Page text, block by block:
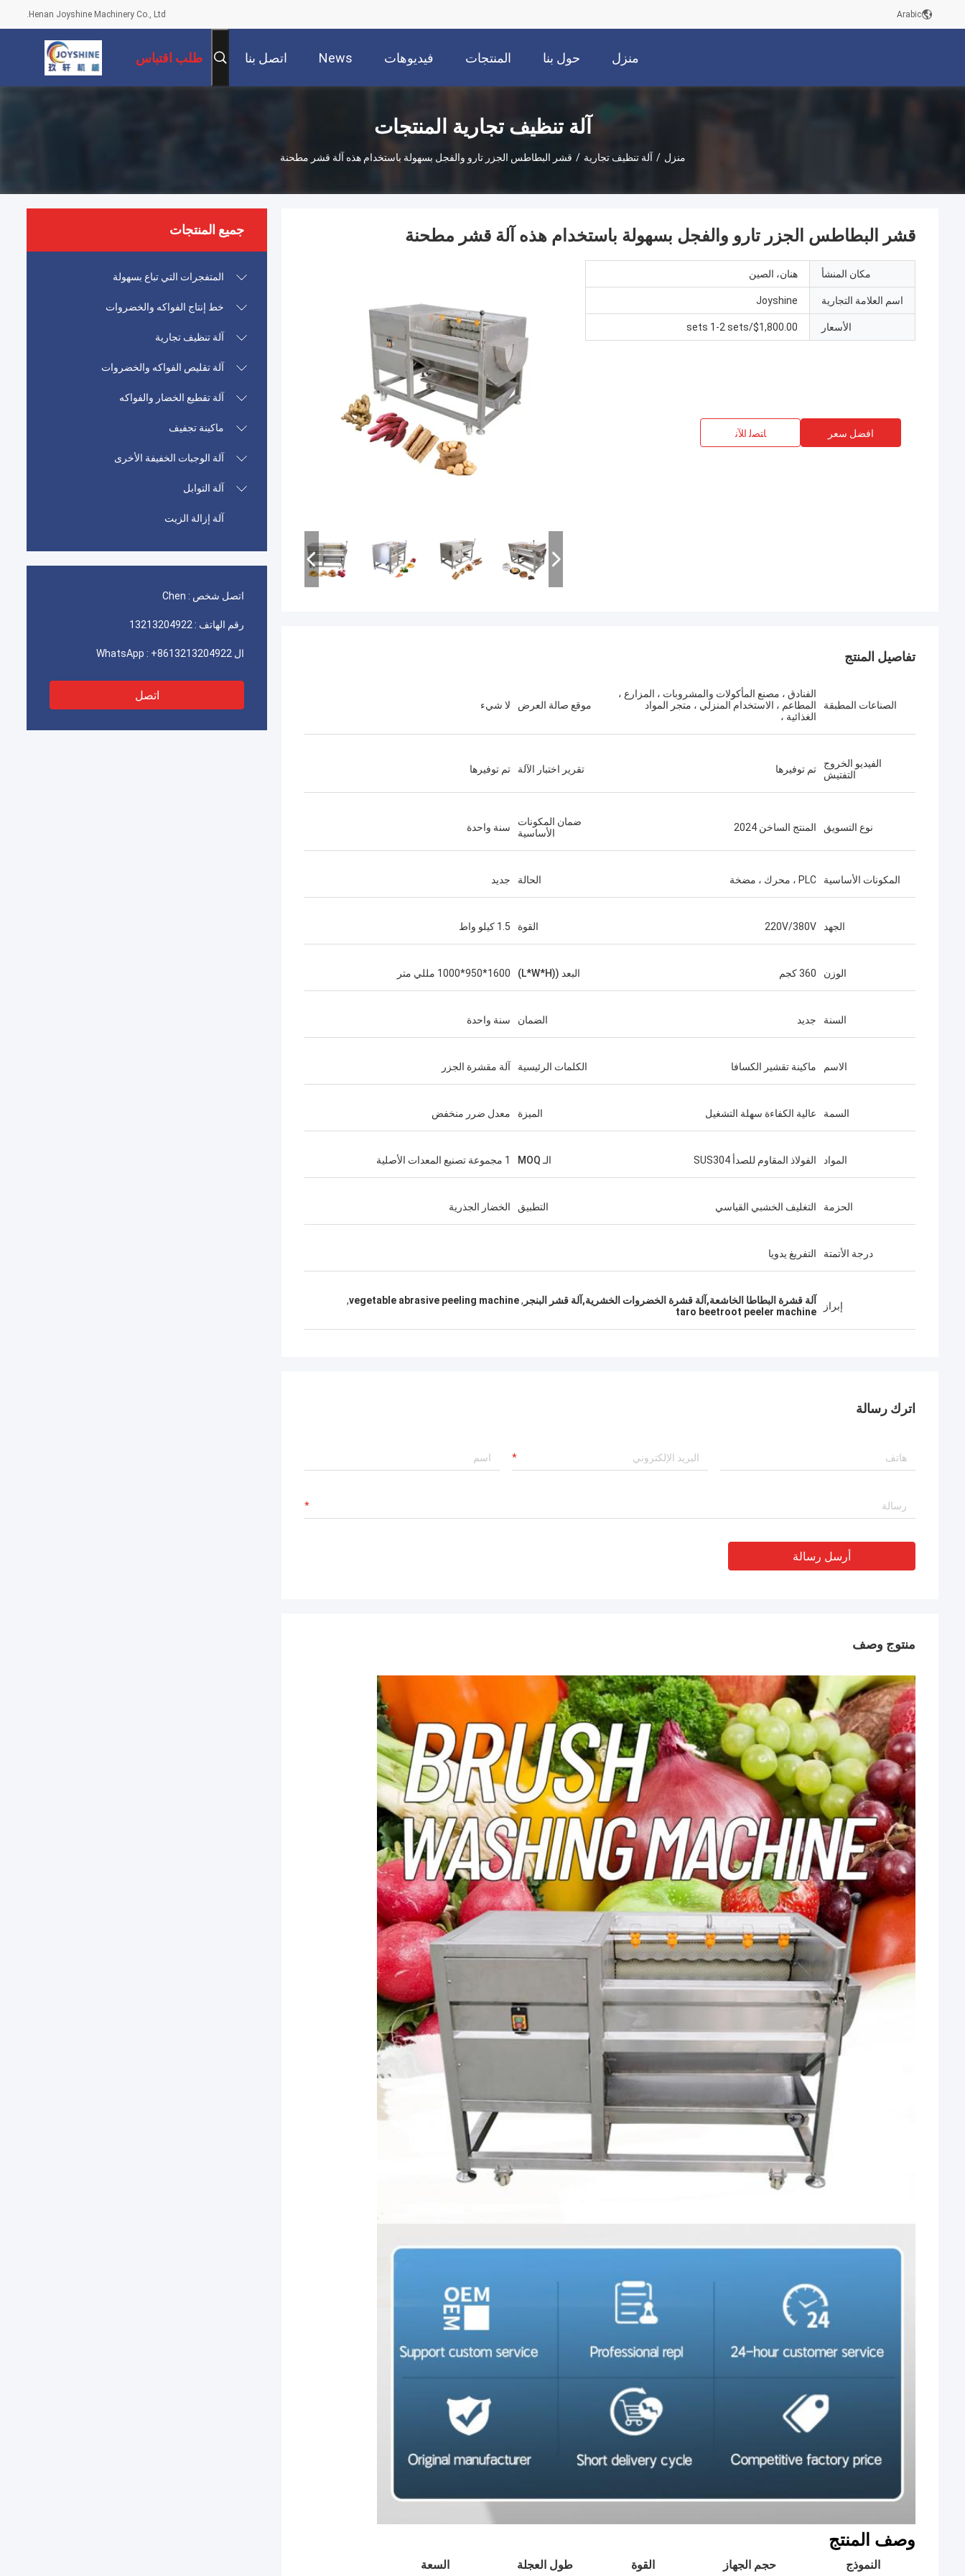
Henan Joyshine Machinery Co., Ltd. Arabic
منزل حول بنا المنتجات فيديوهات News اتصل بنا طلب اقتباس
آلة تنظيف تجارية المنتجات
منزل / آلة تنظيف تجارية / قشر البطاطس الجزر تارو والفجل بسهولة باستخدام هذه آلة قشر مطحنة
جميع المنتجات
المتفجرات التي تباع بسهولة
خط إنتاج الفواكه والخضروات
آلة تنظيف تجارية
آلة تقليص الفواكه والخضروات
آلة تقطيع الخضار والفواكه
ماكينة تجفيف
آلة الوجبات الخفيفة الأخرى
آلة التوابل
آلة إزالة الزيت
اتصل شخص : Chen
رقم الهاتف : 13213204922
ال WhatsApp : +8613213204922
اتصل
قشر البطاطس الجزر تارو والفجل بسهولة باستخدام هذه آلة قشر مطحنة
مكان المنشأ هنان، الصين
اسم العلامة التجارية Joyshine
الأسعار $1,800.00/sets 1-2 sets
افضل سعر ﺎﺘﺼﻟ ﺍﻶﻧ
تفاصيل المنتج
الصناعات المطبقة
الفنادق ، مصنع المأكولات والمشروبات ، المزارع ،
المطاعم ، الاستخدام المنزلي ، متجر المواد
الغذائية ،
موقع صالة العرض لا شيء
الفيديو الخروج
التفتيش
تم توفيرها تقرير اختبار الآلة تم توفيرها
نوع التسويق المنتج الساخن 2024
ضمان المكونات
الأساسية
سنة واحدة
المكونات الأساسية PLC ، محرك ، مضخة الحالة جديد
الجهد 220V/380V القوة 1.5 كيلو واط
الوزن 360 كجم البعد ((L*W*H) 1600*950*1000 مللي متر
السنة جديد الضمان سنة واحدة
الاسم ماكينة تقشير الكسافا الكلمات الرئيسية آلة مقشرة الجزر
السمة عالية الكفاءة سهلة التشغيل الميزة معدل ضرر منخفض
المواد الفولاذ المقاوم للصدأ SUS304 الـ MOQ 1 مجموعة تصنيع المعدات الأصلية
الحزمة التغليف الخشبي القياسي التطبيق الخضار الجذرية
درجة الأتمتة التفريغ يدويا
إبراز آلة قشرة البطاطا الخاشعة,آلة قشرة الخضروات الخشرية,آلة قشر البنجر ,
vegetable abrasive peeling machine
,
taro beetroot peeler machine
اترك رسالة
أرسل رسالة
منتوج وصف
وصف المنتج
النموذج حجم الجهاز القوة طول العجلة السعة